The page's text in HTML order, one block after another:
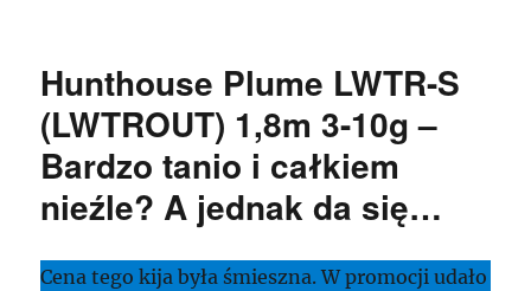
Hunthouse Plume LWTR-S
(LWTROUT) 1,8m 3-10g –
Bardzo tanio i całkiem
nieźle? A jednak da się…
Cena tego kija była śmieszna. W promocji udało